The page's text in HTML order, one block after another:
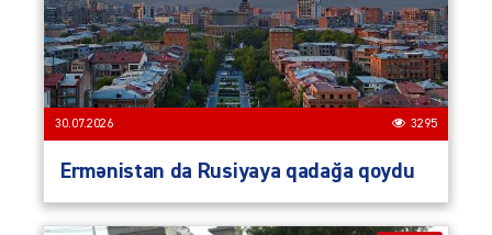
30.07.2026 3295
Ermənistan da Rusiyaya qadağa qoydu